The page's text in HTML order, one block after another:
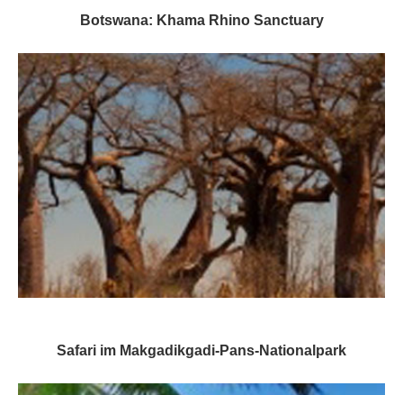
Botswana: Khama Rhino Sanctuary
Safari im Makgadikgadi-Pans-Nationalpark